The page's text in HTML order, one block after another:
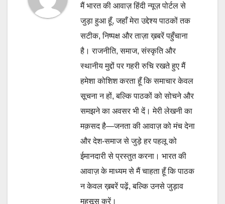
मैं भारत की आवाज़ हिंदी न्यूज़ पोर्टल से
जुड़ा हुआ हूँ, जहाँ मेरा उद्देश्य पाठकों तक
सटीक, निष्पक्ष और ताज़ा ख़बरें पहुँचाना
है। राजनीति, समाज, संस्कृति और
स्थानीय मुद्दों पर गहरी रुचि रखते हुए मैं
हमेशा कोशिश करता हूँ कि समाचार केवल
सूचना न हों, बल्कि पाठकों को सोचने और
समझने का अवसर भी दें। मेरी लेखनी का
मक़सद है—जनता की आवाज़ को मंच देना
और देश-समाज से जुड़े हर पहलू को
ईमानदारी से प्रस्तुत करना। भारत की
आवाज़ के माध्यम से मैं चाहता हूँ कि पाठक
न केवल ख़बरें पढ़ें, बल्कि उनसे जुड़ाव
महसूस करें।